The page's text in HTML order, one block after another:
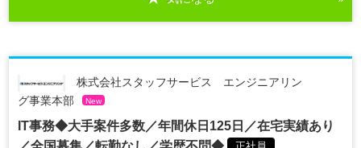
株式会社スタッフサービス エンジニアリン
グ事業本部
New
IT事務◆大手案件多数／年間休日125日／在宅実績あり